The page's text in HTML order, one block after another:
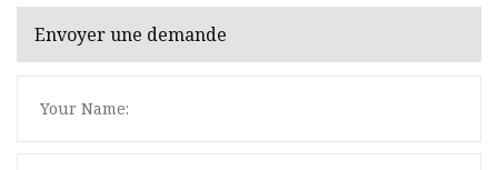
Envoyer une demande